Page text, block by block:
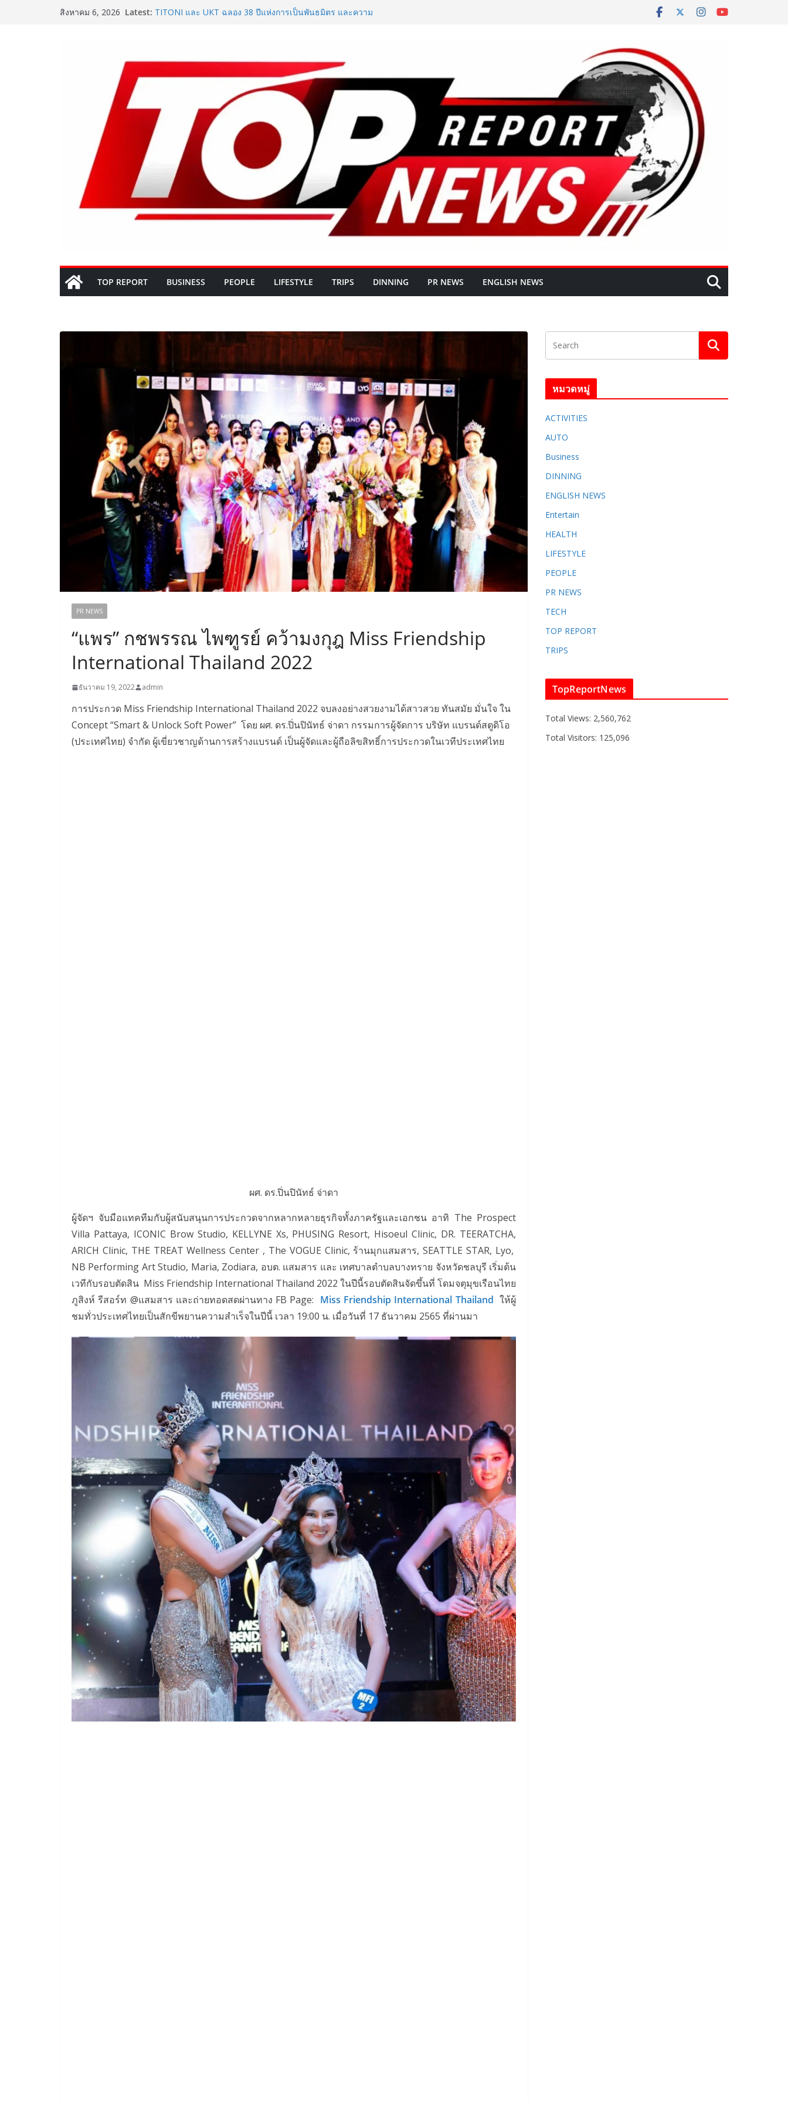
สิงหาคม 6, 2026 Latest: TITONI และ UKT ฉลอง 38 ปีแห่งการเป็นพันธมิตร และความ
ประเทศไทย
SME D Bank ผนึกกำลัง สถาบันอาหาร เปิดตัว “FOODNext SME
D Navigator” ชูยุทธศาสตร์ “แหล่งทุนคู่องค์ความรู้” ติดปีก SME
อาหารไทยแข่งขันได้ในเวทีโลก
One Bangkok เติมสีสันแห่งการใช้ชีวิตรับฤดูกาลใหม่ ผ่าน
แคมเปญ “One Bangkok Palette of the New Season” เปิด
ประสบการณ์การใช้ชีวิตที่ครบครัน พร้อมสิทธิพิเศษรวมมูลค่ากว่า
8.9 ล้านบาท
ททท. จับมือ TransNusa Airline – Traveloka ยกระดับการเชื่อมโยง
ไทย–อินโดนีเซีย ดันไทยสู่จุดหมายปลายทางคุณภาพ เชื่อม Asean
Tourism และ Muslim-Friendly Destination
ททท. สำนักงานมุมไบ เดินหน้ากลยุทธ์ Partnership 360° ผนึก
Team Thailand รุกตลาดอินเดียใต้–ศรีลังกา มุ่งยกระดับไทยสู่ Top
of Mind Destination พร้อมเร่งกระตุ้นการเดินทางของนักท่องเที่ยว
ในช่วงครึ่งปีหลัง 2569
TOP REPORT BUSINESS PEOPLE LIFESTYLE TRIPS DINNING PR NEWS ENGLISH​ NEWS
PR NEWS
“แพร” กชพรรณ ไพฑูรย์ คว้ามงกุฎ Miss Friendship
International Thailand 2022
ธันวาคม 19, 2022 admin
การประกวด Miss Friendship International Thailand 2022 จบลงอย่างสวยงามได้สาวสวย ทันสมัย มั่นใจ ใน
Concept “Smart & Unlock Soft Power” โดย ผศ. ดร.ปิ่นปินัทธ์ จ่าดา กรรมการผู้จัดการ บริษัท แบรนด์สตูดิโอ
(ประเทศไทย) จำกัด ผู้เขี่ยวชาญด้านการสร้างแบรนด์ เป็นผู้จัดและผู้ถือลิขสิทธิ์การประกวดในเวทีประเทศไทย
ผศ. ดร.ปิ่นปินัทธ์ จ่าดา
ผู้จัดฯ จับมือแทคทีมกับผู้สนับสนุนการประกวดจากหลากหลายธุรกิจทั้งภาครัฐและเอกชน อาทิ The Prospect
Villa Pattaya, ICONIC Brow Studio, KELLYNE Xs, PHUSING Resort, Hisoeul Clinic, DR. TEERATCHA,
ARICH Clinic, THE TREAT Wellness Center , The VOGUE Clinic, ร้านมุกแสมสาร, SEATTLE STAR, Lyo,
NB Performing Art Studio, Maria, Zodiara, อบต. แสมสาร และ เทศบาลตำบลบางทราย จังหวัดชลบุรี เริ่มต้น
เวทีกับรอบตัดสิน Miss Friendship International Thailand 2022 ในปีนี้รอบตัดสินจัดขึ้นที่ โดมจตุมุขเรือนไทย
ภูสิงห์ รีสอร์ท ​@แสมสาร และถ่ายทอดสดผ่านทาง FB Page: Miss Friendship International Thailand ให้ผู้
ชมทั่วประเทศไทยเป็นสักขีพยานความสำเร็จในปีนี้ เวลา 19:00 น. เมื่อวันที่ 17 ธันวาคม 2565 ที่ผ่านมา
หมวดหมู่
ACTIVITIES
AUTO
Business
DINNING
ENGLISH​ NEWS
Entertain
HEALTH
LIFESTYLE
PEOPLE
PR NEWS
TECH
TOP REPORT
TRIPS
TopReportNews
Total Views: 2,560,762
Total Visitors: 125,096